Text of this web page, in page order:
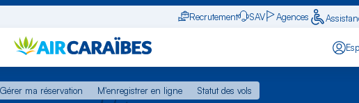
Recrutement SAV Agences
Gérer ma réservation M'enregistrer en ligne
Statut des vols
Gérer ma réservation M'enregistrer en ligne Statut des vols